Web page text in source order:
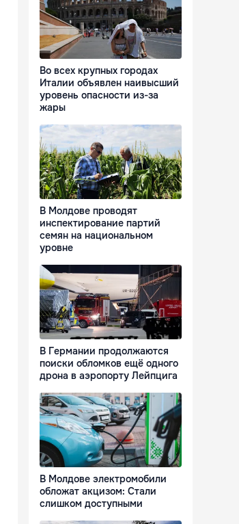
Во всех крупных городах
Италии объявлен наивысший
уровень опасности из-за
жары
В Молдове проводят
инспектирование партий
семян на национальном
уровне
В Германии продолжаются
поиски обломков ещё одного
дрона в аэропорту Лейпцига
В Молдове электромобили
обложат акцизом: Стали
слишком доступными